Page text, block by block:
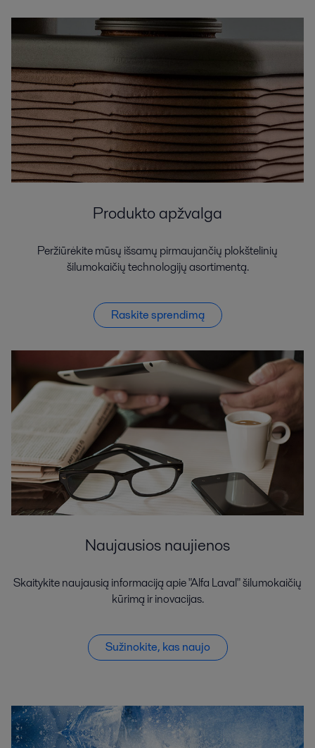
Produkto apžvalga
Peržiūrėkite mūsų išsamų pirmaujančių plokštelinių
šilumokaičių technologijų asortimentą.
Raskite sprendimą
Naujausios naujienos
Skaitykite naujausią informaciją apie "Alfa Laval" šilumokaičių
kūrimą ir inovacijas.
Sužinokite, kas naujo